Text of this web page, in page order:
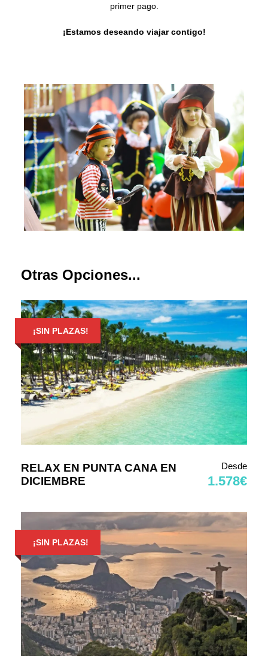
primer pago.
¡Estamos deseando viajar contigo!
Otras Opciones...
¡SIN PLAZAS!
RELAX EN PUNTA CANA EN
DICIEMBRE
Desde
1.578€
¡SIN PLAZAS!